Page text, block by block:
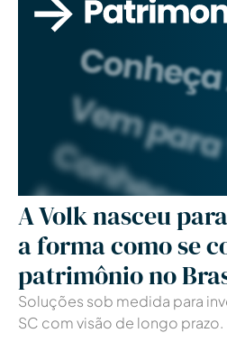
A Volk nasceu
a forma como se
patrimônio no
Soluções sob medida para
SC com visão de longo prazo.